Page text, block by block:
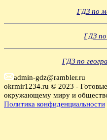
ГДЗ по
ГДЗ
ГДЗ по
admin-gdz@rambler.ru
okrmir1234.ru © 2023 -
окружающему миру и
Политика конфиденциальности